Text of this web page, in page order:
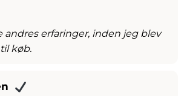
andres erfaringer, inden jeg blev
køb.